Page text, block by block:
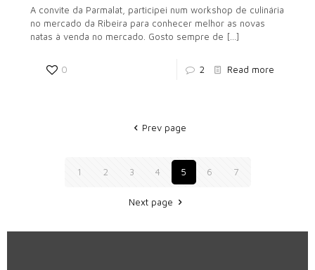
A convite da Parmalat, participei num workshop de culinária
no mercado da Ribeira para conhecer melhor as novas
natas à venda no mercado. Gosto sempre de […]
0 2 Read more
Prev page
1 2 3 4 5 6 7
Next page